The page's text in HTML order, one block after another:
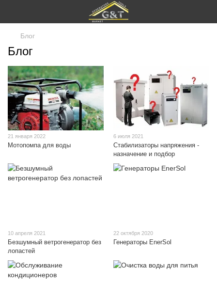
Блог
Блог
21 января 2022
Мотопомпа для воды
6 июля 2021
Стабилизаторы напряжения -
назначение и подбор
10 апреля 2021
Безшумный ветрогенератор без
лопастей
22 октября 2020
Генераторы EnerSol